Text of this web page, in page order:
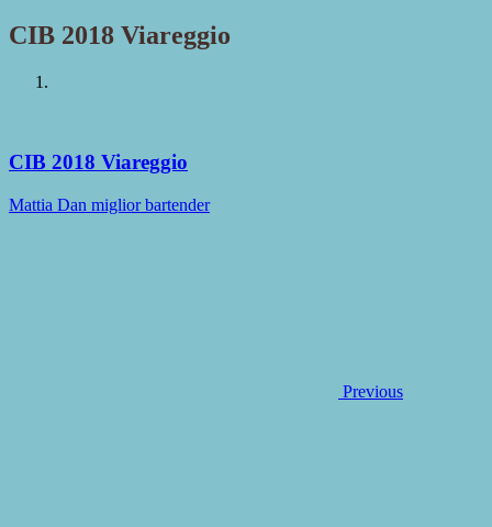
CIB 2018 Viareggio
CIB 2018 Viareggio
Mattia Dan miglior bartender
Previous